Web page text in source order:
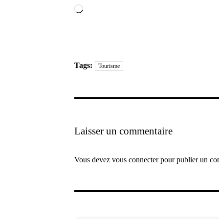
Chargement…
Tags: Tourisme
Laisser un commentaire
Vous devez vous connecterpour publier un